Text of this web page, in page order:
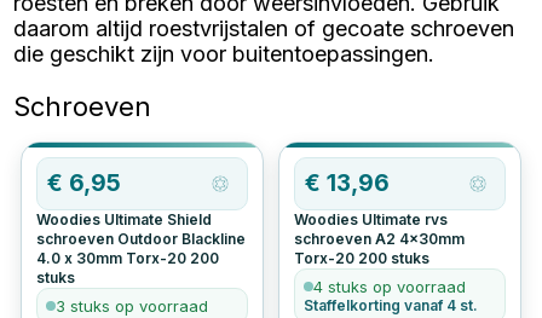
daarom altijd roestvrijstalen of gecoate schroeven
die geschikt zijn voor buitentoepassingen.
Schroeven
€ 6,95
Woodies Ultimate Shield
schroeven Outdoor Blackline
4.0 x 30mm Torx-20 200
stuks
3 stuks op voorraad
€ 13,96
Woodies Ultimate rvs
schroeven A2 4x30mm
Torx-20 200 stuks
4 stuks op voorraad
Staffelkorting vanaf 4 st.